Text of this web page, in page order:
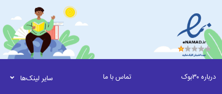
درباره ۳۰بوک تماس با ما سایر لینک‌ها